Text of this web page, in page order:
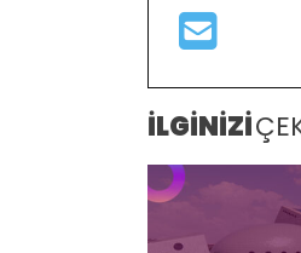
İLGİNİZİ